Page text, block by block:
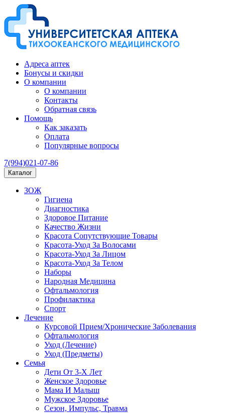
Адреса аптек
Бонусы и скидки
О компании
О компании
Контакты
Обратная связь
Помощь
Как заказать
Оплата
Популярные вопросы
7(994)021-07-86
Каталог
ЗОЖ
Гигиена
Диагностика
Здоровое Питание
Качество Жизни
Красота Сопутствующие Товары
Красота-Уход За Волосами
Красота-Уход За Лицом
Красота-Уход За Телом
Наборы
Народная Медицина
Офтальмология
Профилактика
Спорт
Лечение
Курсовой Прием/Хронические Заболевания
Офтальмология
Уход (Лечение)
Уход (Предметы)
Семья
Дети От 3-Х Лет
Женское Здоровье
Мама И Малыш
Мужское Здоровье
Сезон, Импульс, Травма